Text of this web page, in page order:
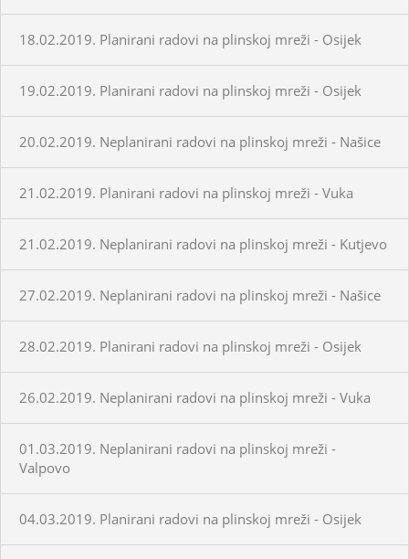
18.02.2019. Planirani radovi na plinskoj mreži - Osijek
19.02.2019. Planirani radovi na plinskoj mreži - Osijek
20.02.2019. Neplanirani radovi na plinskoj mreži - Našice
21.02.2019. Planirani radovi na plinskoj mreži - Vuka
21.02.2019. Neplanirani radovi na plinskoj mreži - Kutjevo
27.02.2019. Neplanirani radovi na plinskoj mreži - Našice
28.02.2019. Planirani radovi na plinskoj mreži - Osijek
26.02.2019. Neplanirani radovi na plinskoj mreži - Vuka
01.03.2019. Neplanirani radovi na plinskoj mreži -
Valpovo
04.03.2019. Planirani radovi na plinskoj mreži - Osijek